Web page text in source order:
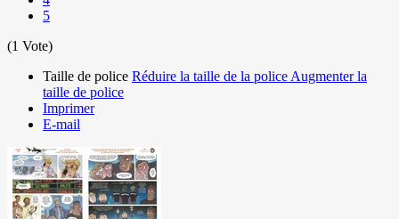
5
(1 Vote)
Taille de police Réduire la taille de la police Augmenter la
taille de police
Imprimer
E-mail